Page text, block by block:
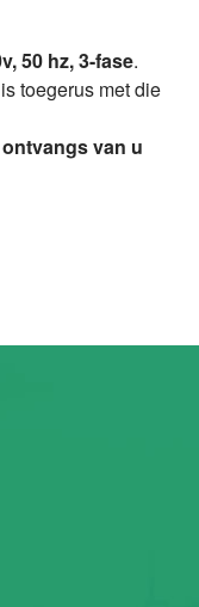
50 hz, 3-fase.
toegerus met die
van u